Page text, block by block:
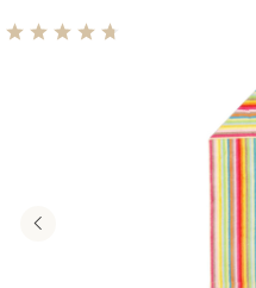
Durchschnittliche